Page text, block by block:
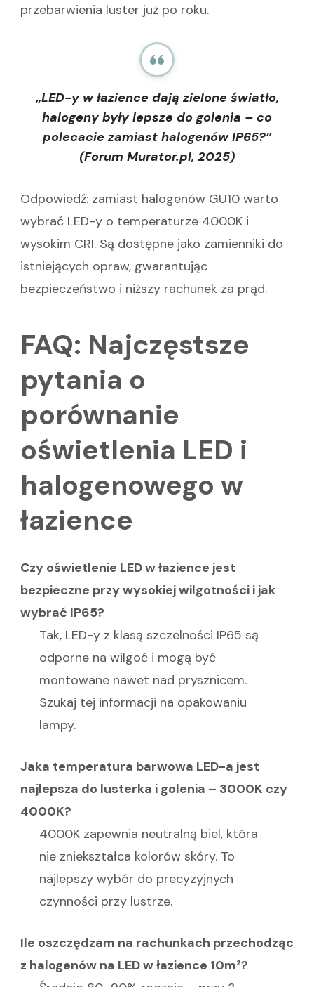
przebarwienia luster już po roku.
„LED-y w łazience dają zielone światło,
halogeny były lepsze do golenia – co
polecacie zamiast halogenów IP65?”
(Forum Murator.pl, 2025)
Odpowiedź: zamiast halogenów GU10 warto
wybrać LED-y o temperaturze 4000K i
wysokim CRI. Są dostępne jako zamienniki do
istniejących opraw, gwarantując
bezpieczeństwo i niższy rachunek za prąd.
FAQ: Najczęstsze
pytania o
porównanie
oświetlenia LED i
halogenowego w
łazience
Czy oświetlenie LED w łazience jest
bezpieczne przy wysokiej wilgotności i jak
wybrać IP65?
Tak, LED-y z klasą szczelności IP65 są
odporne na wilgoć i mogą być
montowane nawet nad prysznicem.
Szukaj tej informacji na opakowaniu
lampy.
Jaka temperatura barwowa LED-a jest
najlepsza do lusterka i golenia – 3000K czy
4000K?
4000K zapewnia neutralną biel, która
nie zniekształca kolorów skóry. To
najlepszy wybór do precyzyjnych
czynności przy lustrze.
Ile oszczędzam na rachunkach przechodząc
z halogenów na LED w łazience 10m²?